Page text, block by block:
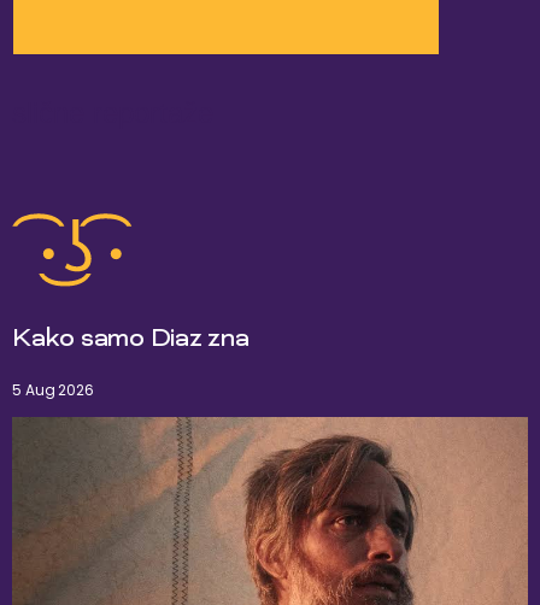
Kako samo Diaz zna
5 Aug 2026